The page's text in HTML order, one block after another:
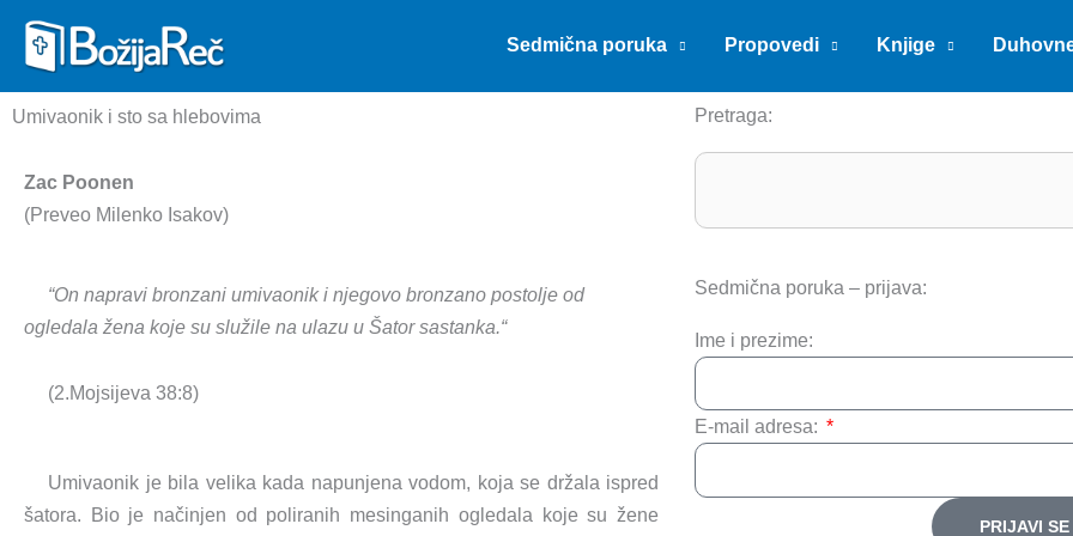
content
Sedmična poruka Propovedi Knjige
Umivaonik i sto sa hlebovima
Zac Poonen
(Preveo Milenko Isakov)
“On napravi bronzani umivaonik i njegovo bronzano postolje od
ogledala žena koje su služile na ulazu u Šator sastanka.“
(2.Mojsijeva 38:8)
Umivaonik je bila velika kada napunjena vodom, koja se držala ispred
šatora. Bio je načinjen od poliranih mesinganih ogledala koje su žene
Pretraga:
Search
Sedmična poruka – prijava:
Ime i prezime:
E-mail adresa:
PRIJAVI SE